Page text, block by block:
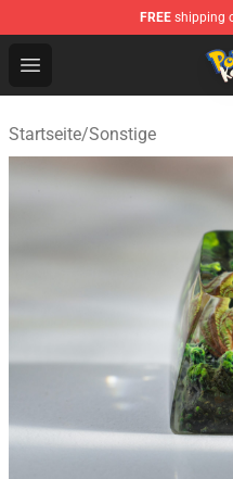
FREE shipping
Open menu
Pokemon Keycap
Startseite/Sonstige